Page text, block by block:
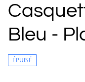
Bleu -
ÉPUISÉ